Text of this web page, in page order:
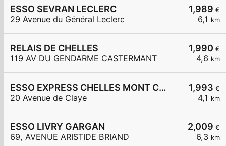
1,989 €
6,1 km
ESSO SEVRAN LECLERC
29 Avenue du Général Leclerc
1,990 €
4,6 km
RELAIS DE CHELLES
119 AV DU GENDARME CASTERMANT
1,993 €
4,1 km
ESSO EXPRESS CHELLES MONT CHALAS
20 Avenue de Claye
2,009 €
6,3 km
ESSO LIVRY GARGAN
69, AVENUE ARISTIDE BRIAND